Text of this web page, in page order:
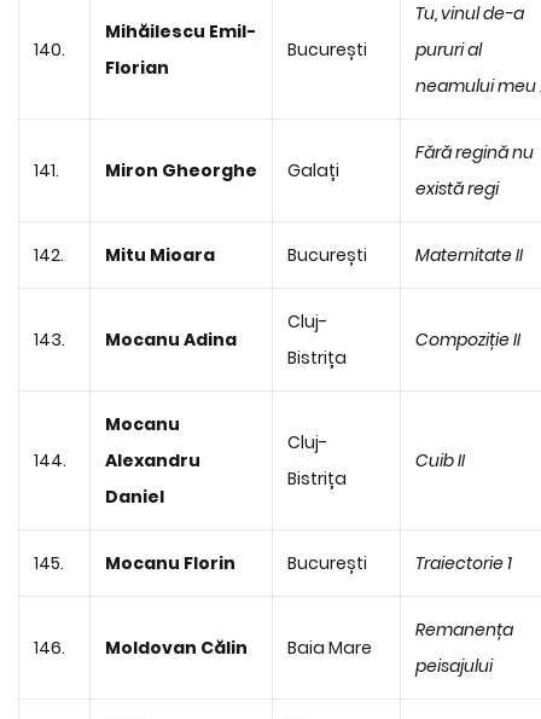
140.
Mihăilescu Emil-
Florian
București
Tu, vinul de-a
pururi al
neamului meu
141. Miron Gheorghe Galați
Fără regină nu
există regi
142. Mitu Mioara București Maternitate II
143. Mocanu Adina
Cluj-
Bistrița
Compoziție II
144.
Mocanu
Alexandru
Daniel
Cluj-
Bistrița
Cuib II
145. Mocanu Florin București Traiectorie 1
146. Moldovan Călin Baia Mare
Remanența
peisajului